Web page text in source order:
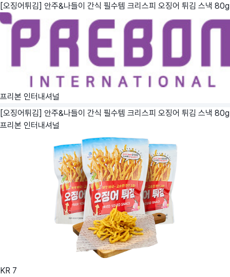
[오징어튀김] 안주&나들이 간식 필수템 크리스피 오징어 튀김 스낵 80g
프리본 인터내셔널
[오징어튀김] 안주&나들이 간식 필수템 크리스피 오징어 튀김 스낵 80g
프리본 인터내셔널
KR 7